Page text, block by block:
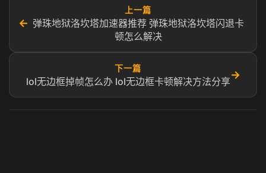
←
上一篇
弹珠地狱洛坎塔加速器推荐 弹珠地狱洛坎塔闪退卡
顿怎么解决
下一篇
lol无边框掉帧怎么办 lol无边框卡顿解决方法分享
→